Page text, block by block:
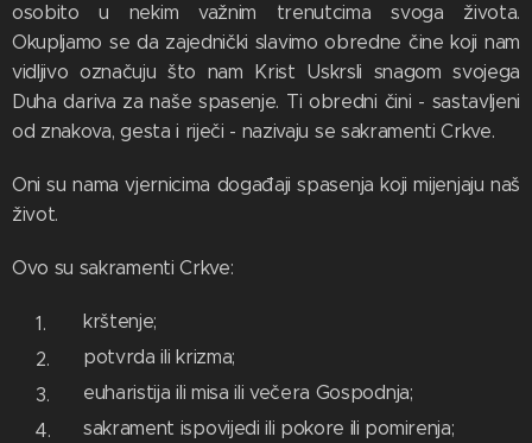
osobito u nekim važnim trenutcima svoga života.
Okupljamo se da zajednički slavimo obredne čine koji nam
vidljivo označuju što nam Krist Uskrsli snagom svojega
Duha dariva za naše spasenje. Ti obredni čini - sastavljeni
od znakova, gesta i riječi - nazivaju se sakramenti Crkve.
Oni su nama vjernicima događaji spasenja koji mijenjaju naš
život.
Ovo su sakramenti Crkve:
krštenje;
potvrda ili krizma;
euharistija ili misa ili večera Gospodnja;
sakrament ispovijedi ili pokore ili pomirenja;